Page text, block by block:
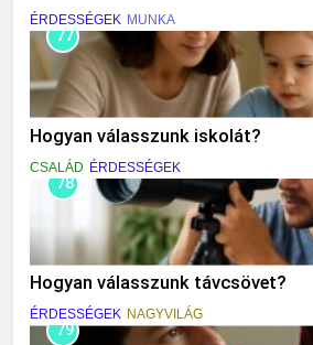
ÉRDESSÉGEK MUNKA
77
Hogyan válasszunk iskolát?
CSALÁD ÉRDESSÉGEK
78
Hogyan válasszunk távcsövet?
ÉRDESSÉGEK NAGYVILÁG
79